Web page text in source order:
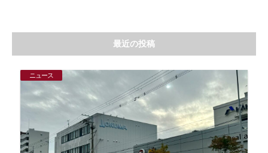
最近の投稿
ニュース